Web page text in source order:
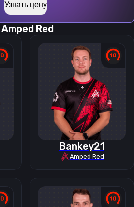
Узнать цену
Amped Red
Bankey21
Amped Red